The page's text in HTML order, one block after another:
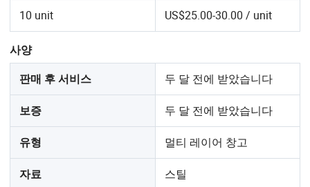
10 unit US$25.00-30.00 / unit
사양
판매 후 서비스 두 달 전에 받았습니다
보증 두 달 전에 받았습니다
유형 멀티 레이어 창고
자료 스틸